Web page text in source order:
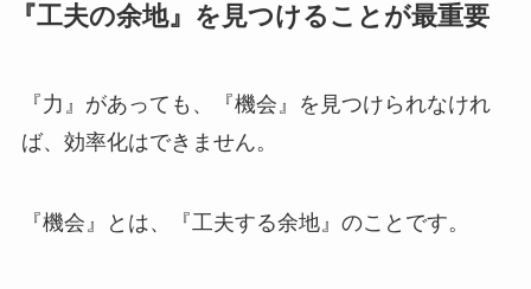
『工夫の余地』を見つけることが最重要
『力』があっても、『機会』を見つけられなけれ
ば、効率化はできません。
『機会』とは、『工夫する余地』のことです。